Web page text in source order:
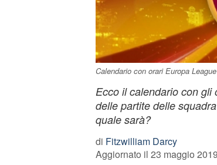
Calendario con orari Europa
Ecco il calendario con gli
delle partite delle
quale sarà?
di Fitzwilliam Darcy
Aggiornato il 23 maggio